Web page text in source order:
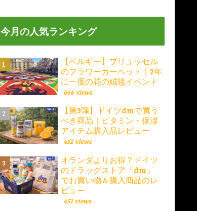
今月の人気ランキング
【ベルギー】ブリュッセル
のフラワーカーペット｜2年
に一度の花の絨毯イベント
666 views
【第3弾】ドイツdmで買う
べき商品｜ビタミン・保湿
アイテム購入品レビュー
452 views
オランダよりお得？ドイツ
のドラッグストア「dm」
でお買い物＆購入商品のレ
ビュー
451 views